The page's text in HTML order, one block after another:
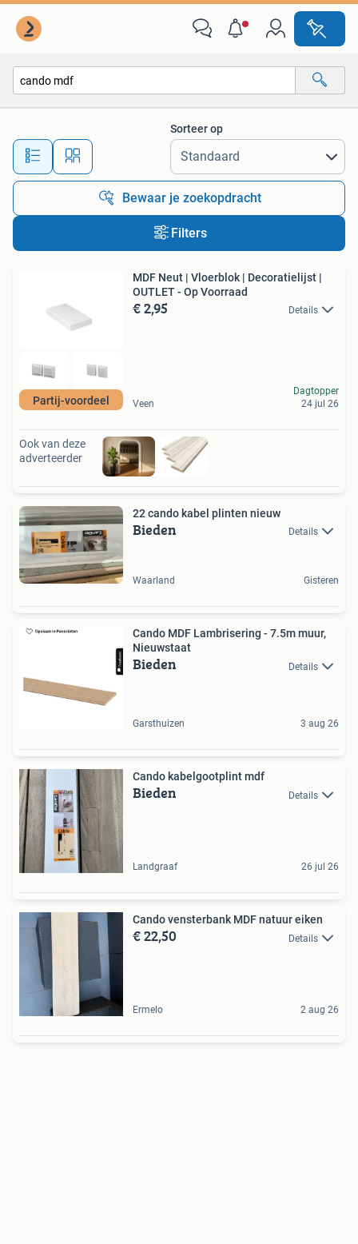
Alle afstanden…
Sorteer op
Bewaar je zoekopdracht
Filters
Partij-voordeel
MDF Neut | Vloerblok | Decoratielijst |
OUTLET - Op Voorraad
€ 2,95 Details
Veen
Dagtopper
24 jul 26
Ook van deze
adverteerder
22 cando kabel plinten nieuw
Bieden Details
Waarland Gisteren
Cando MDF Lambrisering - 7.5m muur,
Nieuwstaat
Bieden Details
Garsthuizen 3 aug 26
Cando kabelgootplint mdf
Bieden Details
Landgraaf 26 jul 26
Cando vensterbank MDF natuur eiken
€ 22,50 Details
Ermelo 2 aug 26